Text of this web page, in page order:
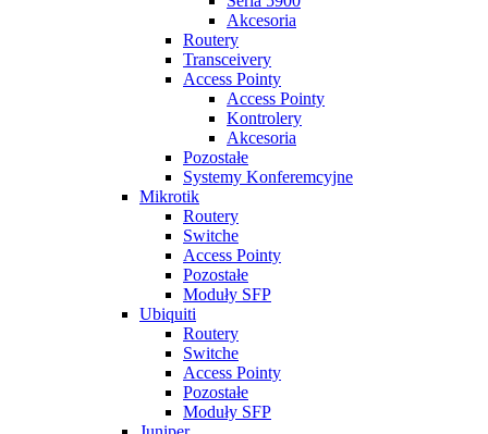
Akcesoria
Routery
Transceivery
Access Pointy
Access Pointy
Kontrolery
Akcesoria
Pozostałe
Systemy Konferemcyjne
Mikrotik
Routery
Switche
Access Pointy
Pozostałe
Moduły SFP
Ubiquiti
Routery
Switche
Access Pointy
Pozostałe
Moduły SFP